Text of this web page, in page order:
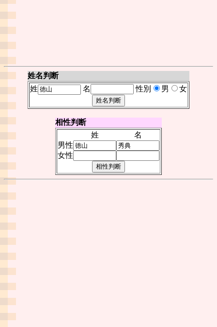
姓名判断
姓
名 性別 男 女
相性判断
姓
名
男性
女性